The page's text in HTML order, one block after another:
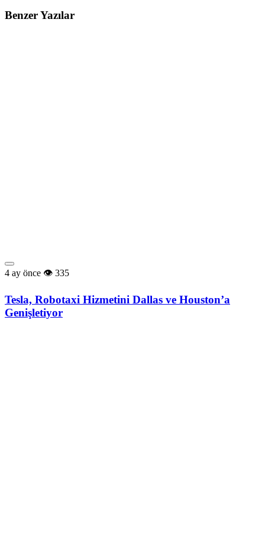
Benzer Yazılar
4 ay önce 335
Tesla, Robotaxi Hizmetini Dallas ve Houston’a
Genişletiyor